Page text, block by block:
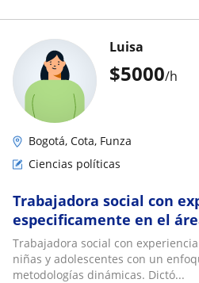
$5000/h
Luisa
Bogotá, Cota, Funza
Ciencias políticas
Trabajadora social con
especificamente en el
sociales/politicas
Trabajadora social con
niñas y adolescentes con un
metodologías dinámicas. Dictó...